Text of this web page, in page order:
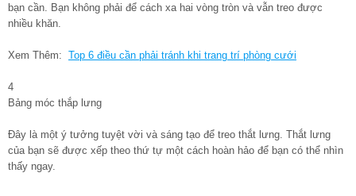
bạn cần. Bạn không phải để cách xa hai vòng tròn và vẫn treo được
nhiều khăn.
Xem Thêm: Top 6 điều cần phải tránh khi trang trí phòng cưới
4
Bảng móc thắp lưng
Đây là một ý tưởng tuyệt vời và sáng tạo để treo thắt lưng. Thắt lưng
của bạn sẽ được xếp theo thứ tự một cách hoàn hảo để bạn có thể nhìn
thấy ngay.